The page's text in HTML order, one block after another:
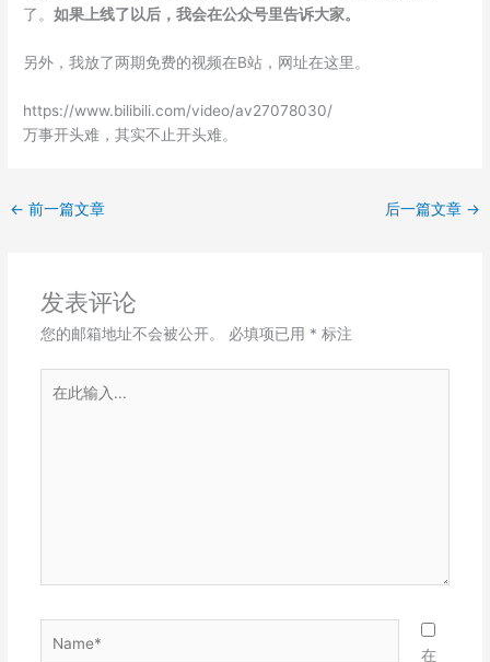
了。如果上线了以后，我会在公众号里告诉大家。
另外，我放了两期免费的视频在B站，网址在这里。
https://www.bilibili.com/video/av27078030/
万事开头难，其实不止开头难。
← 前一篇文章 后一篇文章 →
发表评论
您的邮箱地址不会被公开。 必填项已用 * 标注
在